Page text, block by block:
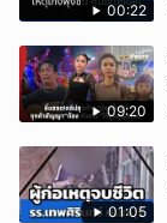
00:22
09:20
01:05